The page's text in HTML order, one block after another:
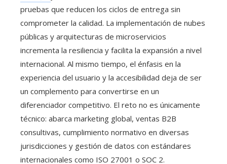
pruebas que reducen los ciclos de entrega sin
comprometer la calidad. La implementación de nubes
públicas y arquitecturas de microservicios
incrementa la resiliencia y facilita la expansión a nivel
internacional. Al mismo tiempo, el énfasis en la
experiencia del usuario y la accesibilidad deja de ser
un complemento para convertirse en un
diferenciador competitivo. El reto no es únicamente
técnico: abarca marketing global, ventas B2B
consultivas, cumplimiento normativo en diversas
jurisdicciones y gestión de datos con estándares
internacionales como ISO 27001 o SOC 2.